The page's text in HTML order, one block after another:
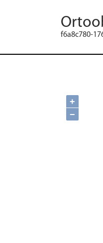
f6a8c780-
+
−